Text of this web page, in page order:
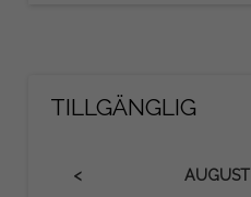
TILLGÄNGLIG
< AUGUST